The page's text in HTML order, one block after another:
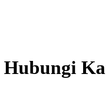
Hubungi